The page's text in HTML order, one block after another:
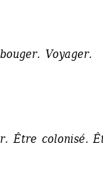
Voyager.
Être colonisé.